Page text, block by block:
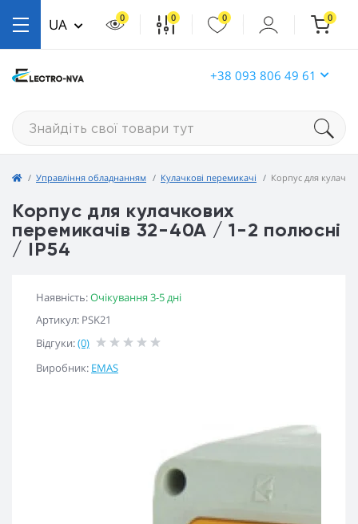
+38 093 806 49 61
UA 0 0 0 0
Управління обладнанням Кулачкові перемикачі Корпус для
Корпус для кулачкових
перемикачів 32-40А / 1-2 полюсні
/ IP54
Наявність:Очікування 3-5 дні
Артикул: PSK21
Відгуки:(0)
Виробник: EMAS